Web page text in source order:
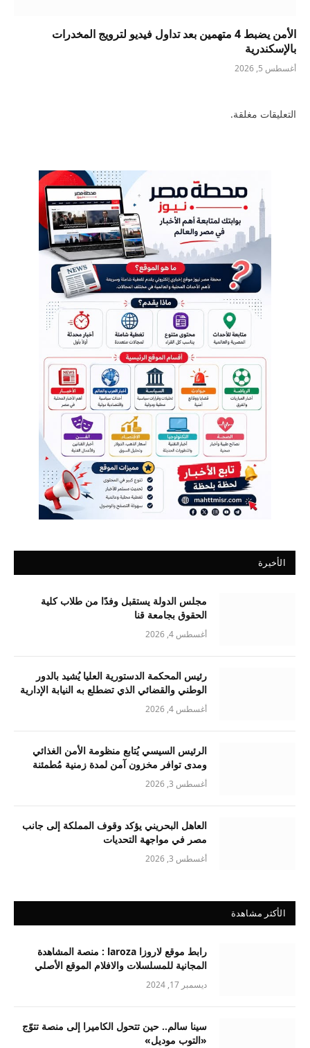
الأمن يضبط 4 متهمين بعد تداول فيديو لترويج المخدرات
بالإسكندرية
أغسطس 5, 2026
التعليقات مغلقة.
الأخيرة
مجلس الدولة يستقبل وفدًا من طلاب كلية
الحقوق بجامعة قنا
أغسطس 4, 2026
رئيس المحكمة الدستورية العليا يُشيد بالدور
الوطني والقضائي الذي تضطلع به النيابة الإدارية
أغسطس 4, 2026
الرئيس السيسي يُتابع منظومة الأمن الغذائي
ومدى توافر مخزون آمن لمدة زمنية مُطمئنة
أغسطس 3, 2026
العاهل البحريني يؤكد وقوف المملكة إلى جانب
مصر في مواجهة التحديات
أغسطس 3, 2026
الأكثر مشاهدة
رابط موقع لاروزا laroza : منصة المشاهدة
المجانية للمسلسلات والافلام الموقع الأصلي
ديسمبر 17, 2024
سينا سالم.. حين تتحول الكاميرا إلى منصة تتوّج
«التوب موديل»